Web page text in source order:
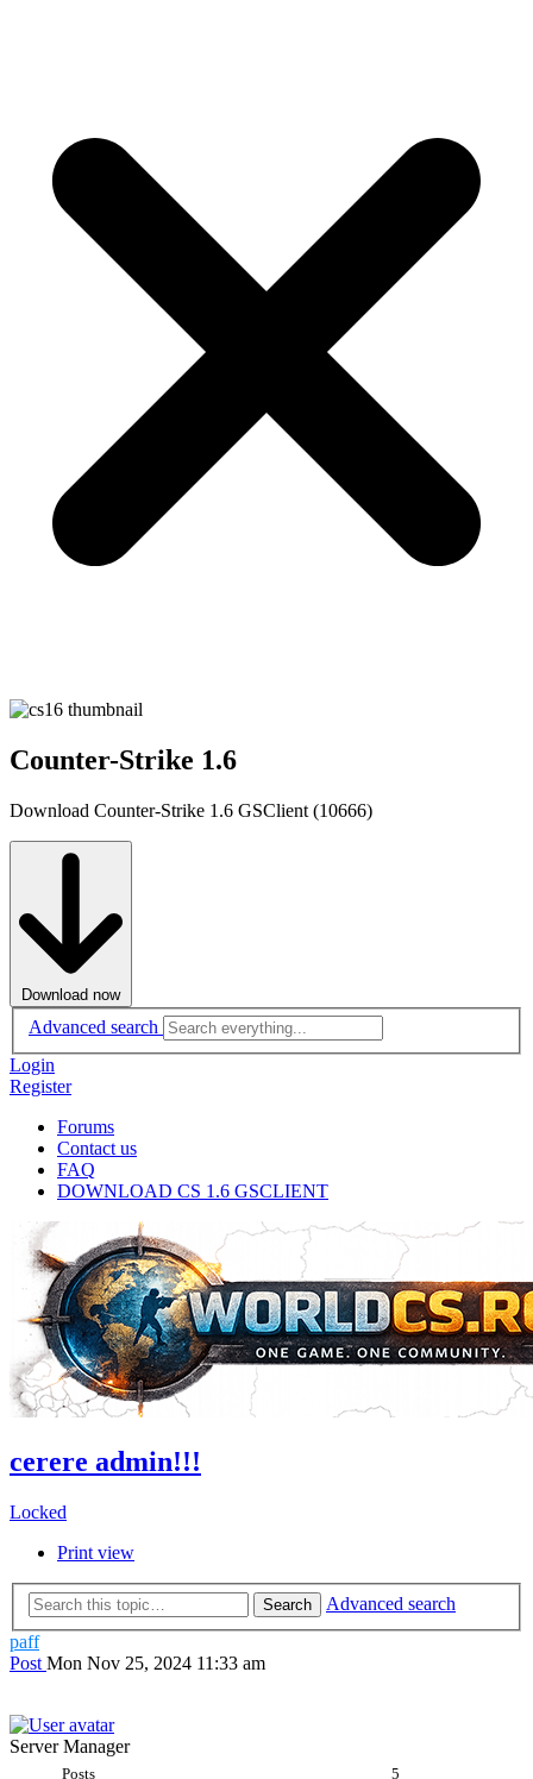
Counter-Strike 1.6
Download Counter-Strike 1.6 GSClient (10666)
Download now
Advanced search
Login
Register
Forums
Contact us
FAQ
DOWNLOAD CS 1.6 GSCLIENT
cerere admin!!!
Locked
Print view
Search
Advanced search
paff
Post Mon Nov 25, 2024 11:33 am
Server Manager
Posts
5